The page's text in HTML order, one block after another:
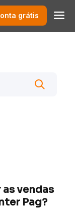
grátis
as vendas
Pag?